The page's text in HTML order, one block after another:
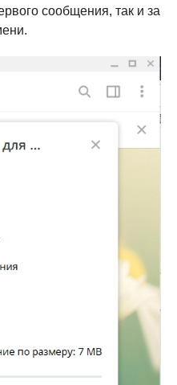
сообщения, так и за